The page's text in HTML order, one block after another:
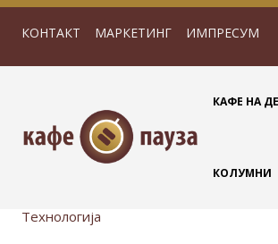
КОНТАКТ МАРКЕТИНГ ИМПРЕСУМ
КАФЕ НА
КОЛУМНИ
Технологија